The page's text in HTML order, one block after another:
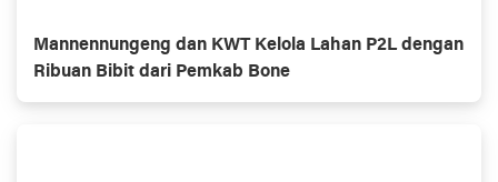
Mannennungeng dan KWT Kelola Lahan P2L dengan
Ribuan Bibit dari Pemkab Bone